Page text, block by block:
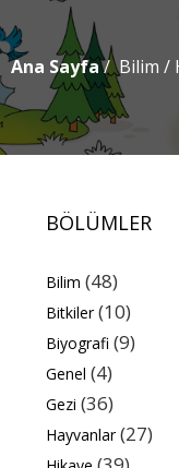
Ana Sayfa Bilim /
BÖLÜMLER
Bilim (48)
Bitkiler(10)
Biyografi (9)
Genel (4)
Gezi (36)
Hayvanlar(27)